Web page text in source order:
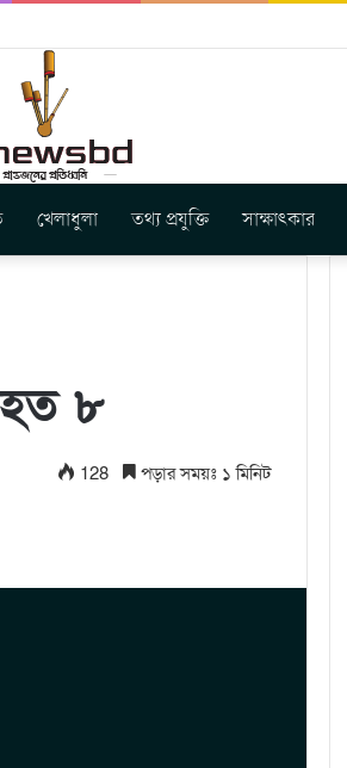
খেলাধুলা তথ্য প্রযুক্তি সাক্ষাৎকার
৮
128 পড়ার সময়ঃ ১ মিনিট